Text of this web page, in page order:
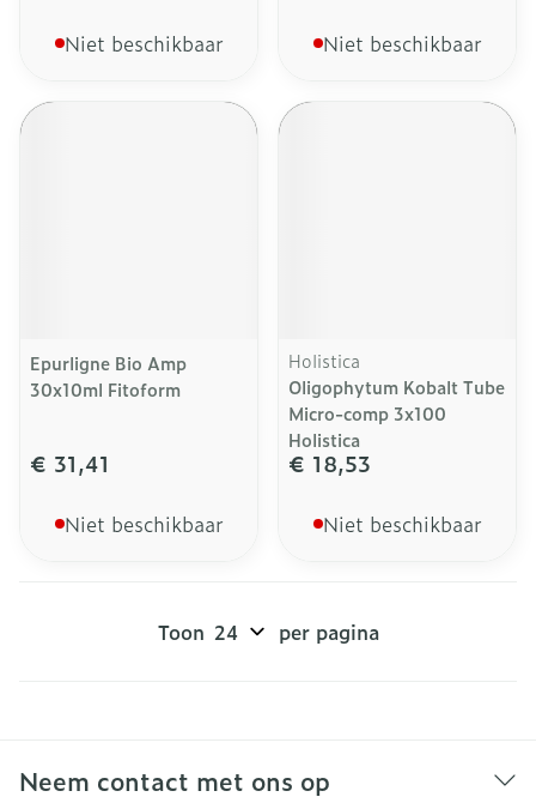
Niet beschikbaar Niet beschikbaar
Epurligne Bio Amp
30x10ml Fitoform
€ 31,41
Niet beschikbaar
Holistica
Oligophytum Kobalt Tube
Micro-comp 3x100
Holistica
€ 18,53
Niet beschikbaar
Toon per pagina
Neem contact met ons op